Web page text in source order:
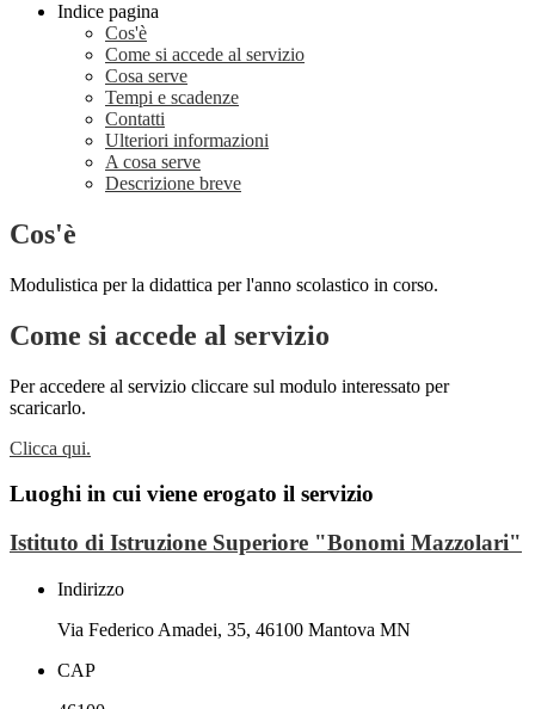
Indice pagina
Cos'è
Come si accede al servizio
Cosa serve
Tempi e scadenze
Contatti
Ulteriori informazioni
A cosa serve
Descrizione breve
Cos'è
Modulistica per la didattica per l'anno scolastico in corso.
Come si accede al servizio
Per accedere al servizio cliccare sul modulo interessato per
scaricarlo.
Clicca qui.
Luoghi in cui viene erogato il servizio
Istituto di Istruzione Superiore "Bonomi Mazzolari"
Indirizzo
Via Federico Amadei, 35, 46100 Mantova MN
CAP